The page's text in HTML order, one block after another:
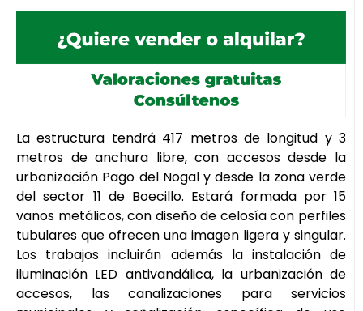
La estructura tendrá 417 metros de longitud y 3
metros de anchura libre, con accesos desde la
urbanización Pago del Nogal y desde la zona verde
del sector 11 de Boecillo. Estará formada por 15
vanos metálicos, con diseño de celosía con perfiles
tubulares que ofrecen una imagen ligera y singular.
Los trabajos incluirán además la instalación de
iluminación LED antivandálica, la urbanización de
accesos, las canalizaciones para servicios